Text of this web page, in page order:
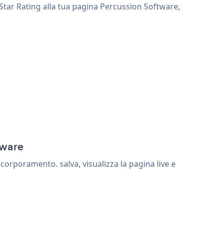
Rating alla tua pagina Percussion Software,
salva, visualizza la pagina live e